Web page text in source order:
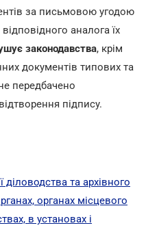
за письмовою угодою
аналога їх
законодавства, крім
документів типових та
передбачено
підпису.
діловодства та архівного
органах місцевого
в установах і